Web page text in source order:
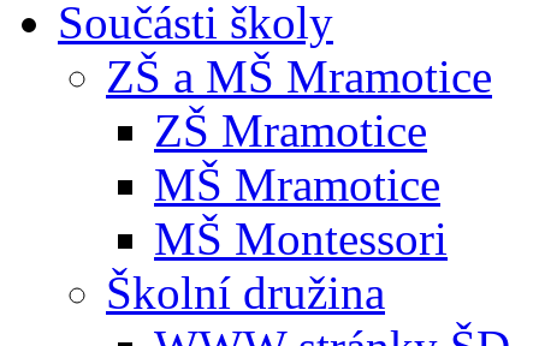
Součásti školy
ZŠ a MŠ Mramotice
ZŠ Mramotice
MŠ Mramotice
MŠ Montessori
Školní družina